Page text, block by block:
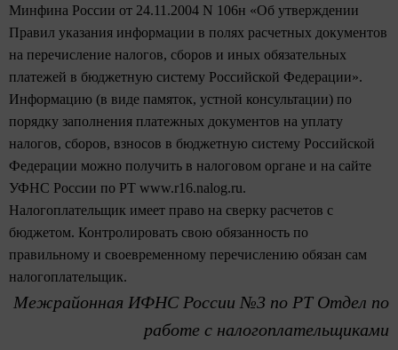
Минфина России от 24.11.2004 N 106н «Об утверждении
Правил указания информации в полях расчетных документов
на перечисление налогов, сборов и иных обязательных
платежей в бюджетную систему Российской Федерации».
Информацию (в виде памяток, устной консультации) по
порядку заполнения платежных документов на уплату
налогов, сборов, взносов в бюджетную систему Российской
Федерации можно получить в налоговом органе и на сайте
УФНС России по РТ www.r16.nalog.ru.
Налогоплательщик имеет право на сверку расчетов с
бюджетом. Контролировать свою обязанность по
правильному и своевременному перечислению обязан сам
налогоплательщик.
Межрайонная ИФНС России №3 по РТ Отдел по
работе с налогоплательщиками